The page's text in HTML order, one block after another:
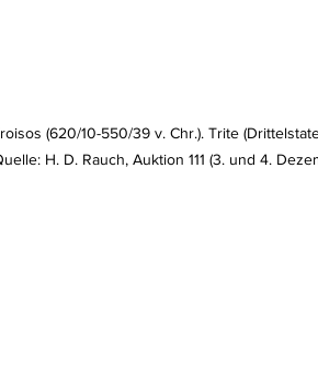
(620/10-550/39 v. Chr.). Trite
H. D. Rauch, Auktion 111 (3. und 4.